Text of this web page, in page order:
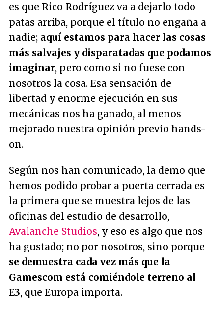
es que Rico Rodríguez va a dejarlo todo
patas arriba, porque el título no engaña a
nadie; aquí estamos para hacer las cosas
más salvajes y disparatadas que podamos
imaginar, pero como si no fuese con
nosotros la cosa. Esa sensación de
libertad y enorme ejecución en sus
mecánicas nos ha ganado, al menos
mejorado nuestra opinión previo hands-
on.
Según nos han comunicado, la demo que
hemos podido probar a puerta cerrada es
la primera que se muestra lejos de las
oficinas del estudio de desarrollo,
Avalanche Studios, y eso es algo que nos
ha gustado; no por nosotros, sino porque
se demuestra cada vez más que la
Gamescom está comiéndole terreno al
E3, que Europa importa.